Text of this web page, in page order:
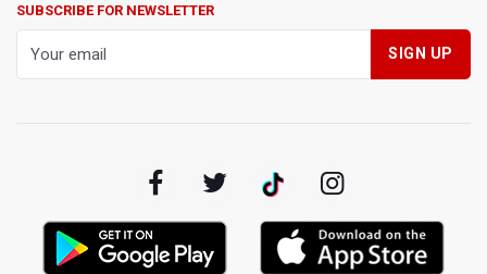
Ditahan Imbang Singapura 1-1
Indonesia
SUBSCRIBE FOR NEWSLETTER